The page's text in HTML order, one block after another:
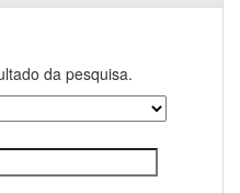
da pesquisa.